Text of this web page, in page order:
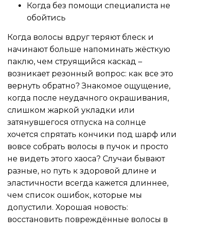
Когда без помощи специалиста не
обойтись
Когда волосы вдруг теряют блеск и
начинают больше напоминать жёсткую
паклю, чем струящийся каскад –
возникает резонный вопрос: как все это
вернуть обратно? Знакомое ощущение,
когда после неудачного окрашивания,
слишком жаркой укладки или
затянувшегося отпуска на солнце
хочется спрятать кончики под шарф или
вовсе собрать волосы в пучок и просто
не видеть этого хаоса? Случаи бывают
разные, но путь к здоровой длине и
эластичности всегда кажется длиннее,
чем список ошибок, которые мы
допустили. Хорошая новость:
восстановить повреждённые волосы в